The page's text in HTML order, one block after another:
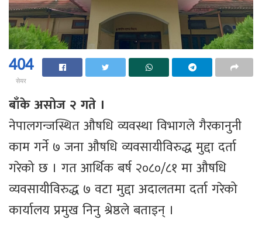
404
सेयर
बाँके असोज २ गते ।
नेपालगन्जस्थित औषधि व्यवस्था विभागले गैरकानुनी
काम गर्ने ७ जना औषधि व्यवसायीविरुद्ध मुद्दा दर्ता
गरेको छ । गत आर्थिक बर्ष २०८०/८१ मा औषधि
व्यवसायीविरुद्ध ७ वटा मुद्दा अदालतमा दर्ता गरेको
कार्यालय प्रमुख निनु श्रेष्ठले बताइन् ।